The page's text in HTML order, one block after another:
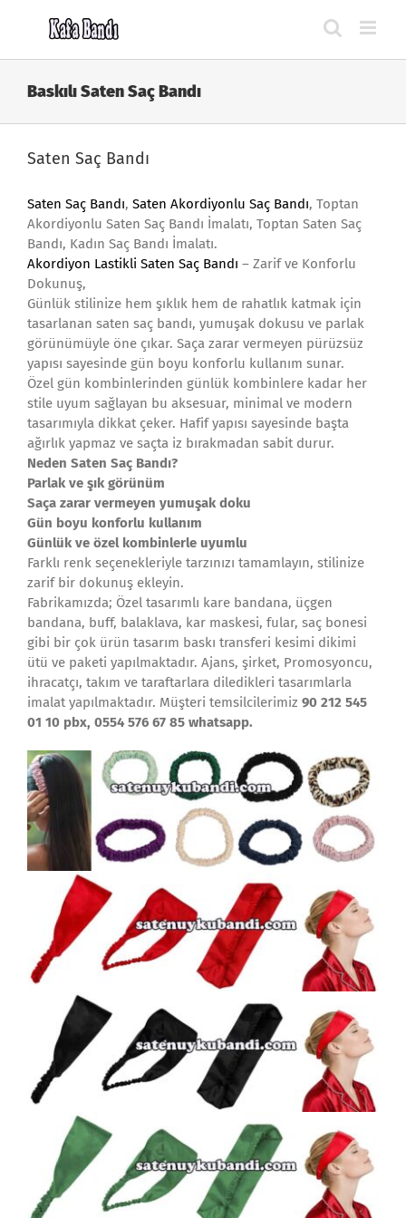
Baskılı Saten Saç Bandı
Saten Saç Bandı
Saten Saç Bandı, Saten Akordiyonlu Saç Bandı, Toptan
Akordiyonlu Saten Saç Bandı İmalatı, Toptan Saten Saç
Bandı, Kadın Saç Bandı İmalatı.
Akordiyon Lastikli Saten Saç Bandı – Zarif ve Konforlu
Dokunuş,
Günlük stilinize hem şıklık hem de rahatlık katmak için
tasarlanan saten saç bandı, yumuşak dokusu ve parlak
görünümüyle öne çıkar. Saça zarar vermeyen pürüzsüz
yapısı sayesinde gün boyu konforlu kullanım sunar.
Özel gün kombinlerinden günlük kombinlere kadar her
stile uyum sağlayan bu aksesuar, minimal ve modern
tasarımıyla dikkat çeker. Hafif yapısı sayesinde başta
ağırlık yapmaz ve saçta iz bırakmadan sabit durur.
Neden Saten Saç Bandı?
Parlak ve şık görünüm
Saça zarar vermeyen yumuşak doku
Gün boyu konforlu kullanım
Günlük ve özel kombinlerle uyumlu
Farklı renk seçenekleriyle tarzınızı tamamlayın, stilinize
zarif bir dokunuş ekleyin.
Fabrikamızda; Özel tasarımlı kare bandana, üçgen
bandana, buff, balaklava, kar maskesi, fular, saç bonesi
gibi bir çok ürün tasarım baskı transferi kesimi dikimi
ütü ve paketi yapılmaktadır. Ajans, şirket, Promosyoncu,
ihracatçı, takım ve taraftarlara diledikleri tasarımlarla
imalat yapılmaktadır. Müşteri temsilcilerimiz 90 212 545
01 10 pbx, 0554 576 67 85 whatsapp.